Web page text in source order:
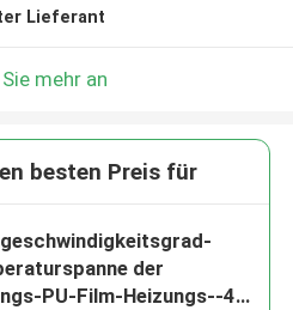
Lieferant
mehr an
besten Preis für
der
PU-Film-Heizungs--40